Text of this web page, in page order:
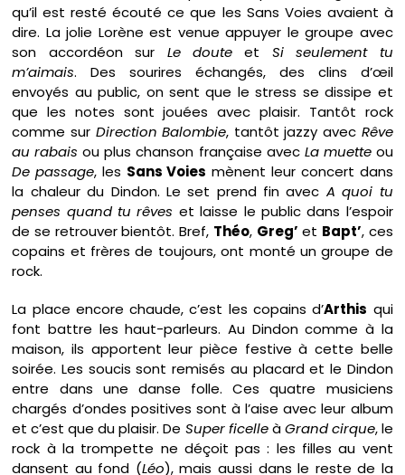
qu’il est resté écouté ce que les Sans Voies avaient à
dire. La jolie Lorène est venue appuyer le groupe avec
son accordéon sur Le doute et Si seulement tu
m’aimais. Des sourires échangés, des clins d’œil
envoyés au public, on sent que le stress se dissipe et
que les notes sont jouées avec plaisir. Tantôt rock
comme sur Direction Balombie, tantôt jazzy avec Rêve
au rabais ou plus chanson française avec La muetteou
De passage, les Sans Voies mènent leur concert dans
la chaleur du Dindon. Le set prend fin avec A quoi tu
penses quand tu rêves et laisse le public dans l’espoir
de se retrouver bientôt. Bref, Théo, Greg’ et Bapt’, ces
copains et frères de toujours, ont monté un groupe de
rock.
La place encore chaude, c’est les copains d’Arthis qui
font battre les haut-parleurs. Au Dindon comme à la
maison, ils apportent leur pièce festive à cette belle
soirée. Les soucis sont remisés au placard et le Dindon
entre dans une danse folle. Ces quatre musiciens
chargés d’ondes positives sont à l’aise avec leur album
et c’est que du plaisir. De Super ficelleàGrand cirque, le
rock à la trompette ne déçoit pas : les filles au vent
dansent au fond (Léo), mais aussi dans le reste de la